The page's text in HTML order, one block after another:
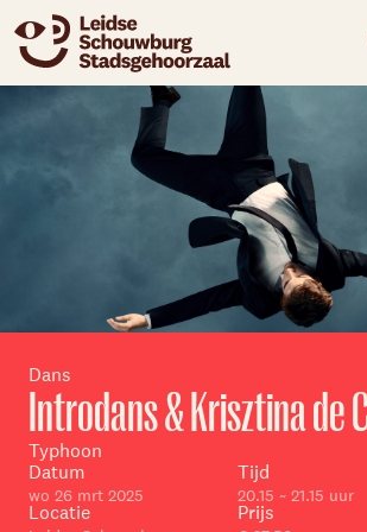
naar agenda
Dans
Introdans & Krisztina de
Typhoon
Datum
wo 26 mrt 2025
Tijd
20.15 ~ 21.15 uur
Locatie Prijs